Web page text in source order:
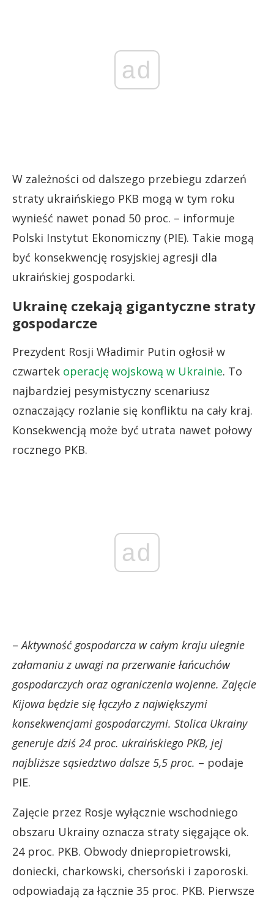
ad
W zależności od dalszego przebiegu zdarzeń
straty ukraińskiego PKB mogą w tym roku
wynieść nawet ponad 50 proc. – informuje
Polski Instytut Ekonomiczny (PIE). Takie mogą
być konsekwencję rosyjskiej agresji dla
ukraińskiej gospodarki.
Ukrainę czekają gigantyczne straty
gospodarcze
Prezydent Rosji Władimir Putin ogłosił w
czwartek operację wojskową w Ukrainie. To
najbardziej pesymistyczny scenariusz
oznaczający rozlanie się konfliktu na cały kraj.
Konsekwencją może być utrata nawet połowy
rocznego PKB.
ad
–Aktywność gospodarcza w całym kraju ulegnie
załamaniu z uwagi na przerwanie łańcuchów
gospodarczych oraz ograniczenia wojenne. Zajęcie
Kijowa będzie się łączyło z największymi
konsekwencjami gospodarczymi. Stolica Ukrainy
generuje dziś 24 proc. ukraińskiego PKB, jej
najbliższe sąsiedztwo dalsze 5,5 proc. – podaje
PIE.
Zajęcie przez Rosje wyłącznie wschodniego
obszaru Ukrainy oznacza straty sięgające ok.
24 proc. PKB. Obwody dniepropietrowski,
doniecki, charkowski, chersoński i zaporoski.
odpowiadają za łącznie 35 proc. PKB. Pierwsze